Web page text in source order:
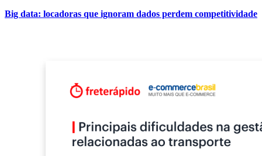
Big data: locadoras que ignoram dados perdem competitividade